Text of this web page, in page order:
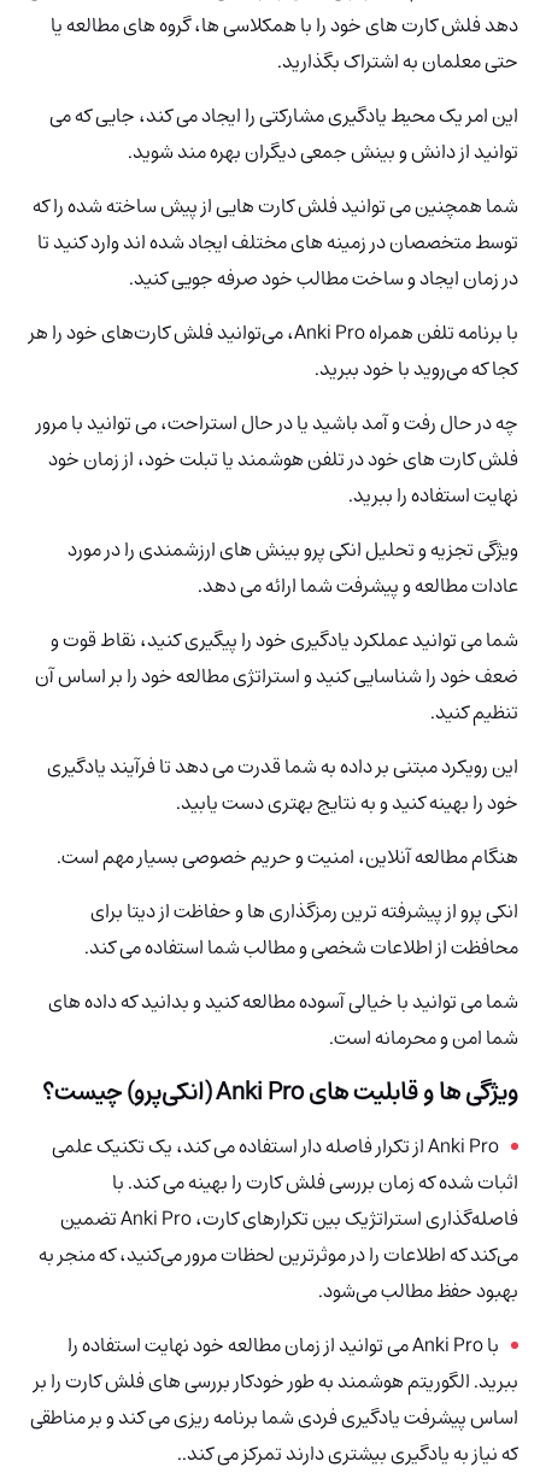
دهد فلش کارت های خود را با همکلاسی ها، گروه های مطالعه یا
حتی معلمان به اشتراک بگذارید.
این امر یک محیط یادگیری مشارکتی را ایجاد می کند، جایی که می
توانید از دانش و بینش جمعی دیگران بهره مند شوید.
شما همچنین می توانید فلش کارت هایی از پیش ساخته شده را که
توسط متخصصان در زمینه های مختلف ایجاد شده اند وارد کنید تا
در زمان ایجاد و ساخت مطالب خود صرفه جویی کنید.
با برنامه تلفن همراه Anki Pro، می‌توانید فلش کارت‌های خود را هر
کجا که می‌روید با خود ببرید.
چه در حال رفت و آمد باشید یا در حال استراحت، می توانید با مرور
فلش کارت های خود در تلفن هوشمند یا تبلت خود، از زمان خود
نهایت استفاده را ببرید.
ویژگی تجزیه و تحلیل انکی‌ پرو بینش های ارزشمندی را در مورد
عادات مطالعه و پیشرفت شما ارائه می دهد.
شما می توانید عملکرد یادگیری خود را پیگیری کنید، نقاط قوت و
ضعف خود را شناسایی کنید و استراتژی مطالعه خود را بر اساس آن
تنظیم کنید.
این رویکرد مبتنی بر داده به شما قدرت می دهد تا فرآیند یادگیری
خود را بهینه کنید و به نتایج بهتری دست یابید.
هنگام مطالعه آنلاین، امنیت و حریم خصوصی بسیار مهم است.
انکی‌ پرو از پیشرفته ترین رمزگذاری ها و حفاظت از دیتا برای
محافظت از اطلاعات شخصی و مطالب شما استفاده می کند.
شما می توانید با خیالی آسوده مطالعه کنید و بدانید که داده های
شما امن و محرمانه است.
ویژگی ها و قابلیت هایAnki Pro (انکی‌پرو) چیست؟
Anki Pro از تکرار فاصله دار استفاده می کند، یک تکنیک علمی
اثبات شده که زمان بررسی فلش کارت را بهینه می کند. با
فاصله‌گذاری استراتژیک بین تکرارهای کارت، Anki Pro تضمین
می‌کند که اطلاعات را در موثرترین لحظات مرور می‌کنید، که منجر به
بهبود حفظ مطالب می‌شود.
با Anki Pro می توانید از زمان مطالعه خود نهایت استفاده را
ببرید. الگوریتم هوشمند به طور خودکار بررسی های فلش کارت را بر
اساس پیشرفت یادگیری فردی شما برنامه ریزی می کند و بر مناطقی
که نیاز به یادگیری بیشتری دارند تمرکز می کند..